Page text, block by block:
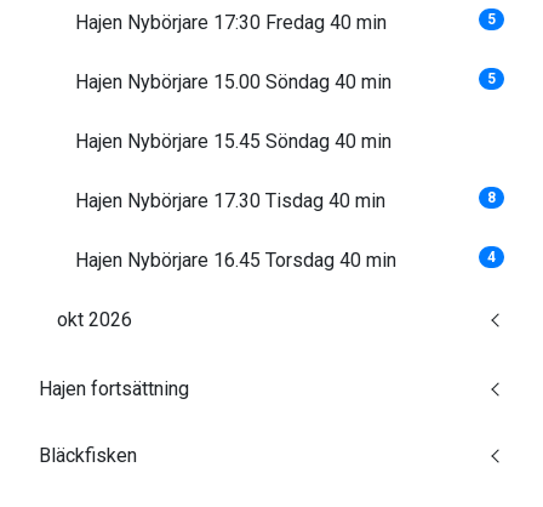
Hajen Nybörjare 17:30 Fredag 40 min 5
Hajen Nybörjare 15.00 Söndag 40 min 5
Hajen Nybörjare 15.45 Söndag 40 min
Hajen Nybörjare 17.30 Tisdag 40 min 8
Hajen Nybörjare 16.45 Torsdag 40 min 4
okt 2026
Hajen fortsättning
Bläckfisken